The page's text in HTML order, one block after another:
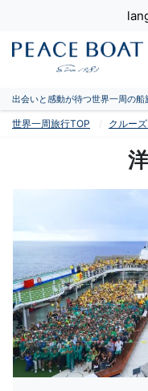
出会いと感動が待つ世界一周の船
世界一周旅行TOP クルー